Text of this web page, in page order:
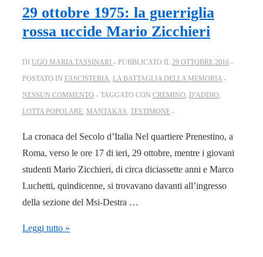
29 ottobre 1975: la guerriglia
rossa uccide Mario Zicchieri
DI UGO MARIA TASSINARI PUBBLICATO IL 29 OTTOBRE 2016
POSTATO IN FASCISTERIA, LA BATTAGLIA DELLA MEMORIA
NESSUN COMMENTO
TAGGATO CON CREMINO, D'ADDIO,
LOTTA POPOLARE, MANTAKAS, TESTIMONE
La cronaca del Secolo d’Italia Nel quartiere Prenestino, a
Roma, verso le ore 17 di ieri, 29 ottobre, mentre i giovani
studenti Mario Zicchieri, di circa diciassette anni e Marco
Luchetti, quindicenne, si trovavano davanti all’ingresso
della sezione del Msi-Destra …
29
Leggi tutto »